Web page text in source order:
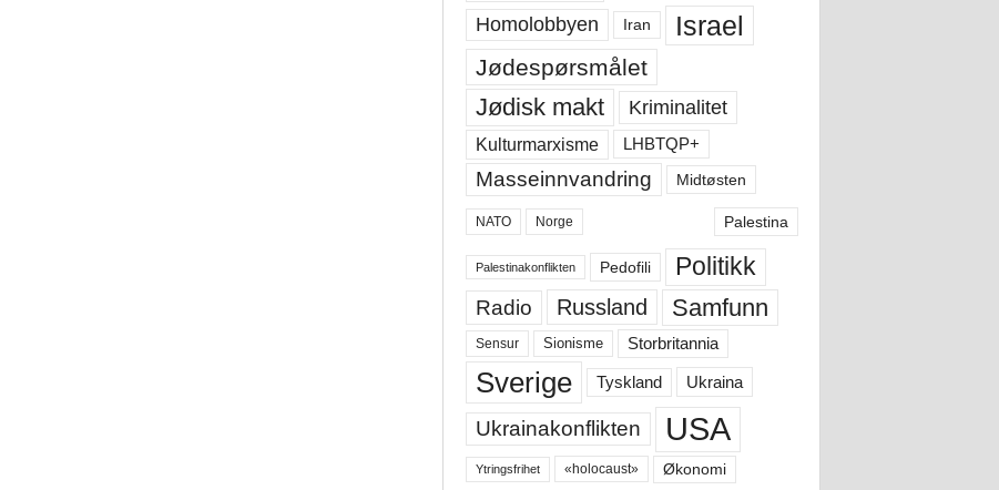
Homolobbyen Iran Israel
Jødespørsmålet
Jødisk makt Kriminalitet
Kulturmarxisme LHBTQP+
Masseinnvandring Midtøsten
NATO Norge Palestina
Palestinakonflikten Pedofili Politikk
Radio Russland Samfunn
Sensur Sionisme Storbritannia
Sverige Tyskland Ukraina
Ukrainakonflikten USA
Ytringsfrihet «holocaust» Økonomi